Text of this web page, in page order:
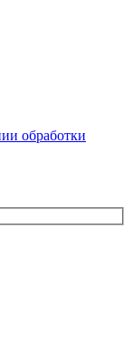
обработки